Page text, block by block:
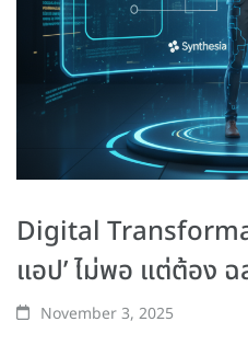
Digital
แอป’ ไม่พอ แต่ต้อง
November 3, 2025